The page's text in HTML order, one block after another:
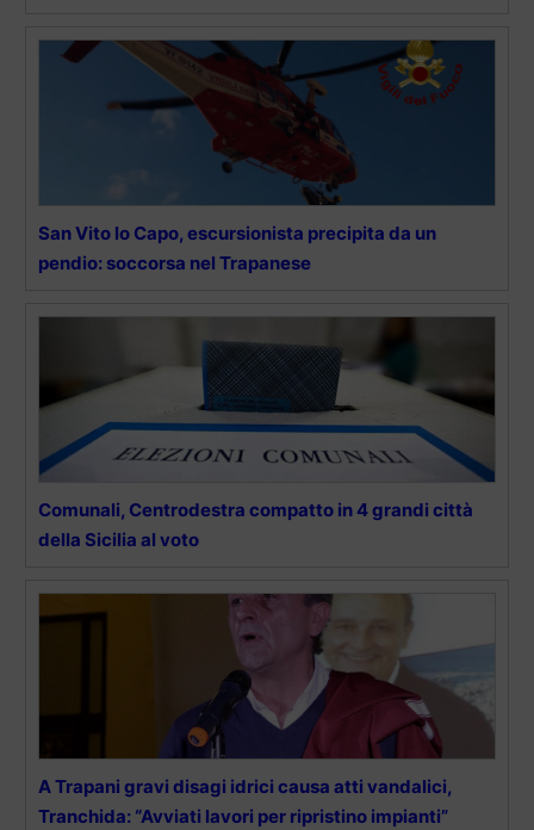
San Vito lo Capo, escursionista precipita da un
pendio: soccorsa nel Trapanese
Comunali, Centrodestra compatto in 4 grandi città
della Sicilia al voto
A Trapani gravi disagi idrici causa atti vandalici,
Tranchida: “Avviati lavori per ripristino impianti”